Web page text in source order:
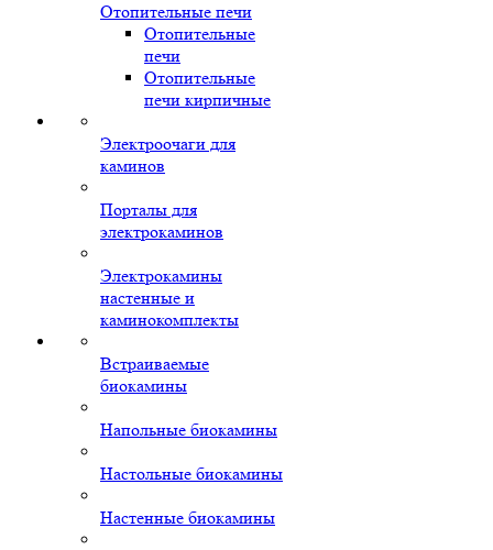
Отопительные печи
Отопительные
печи
Отопительные
печи кирпичные
Электроочаги для
каминов
Порталы для
электрокаминов
Электрокамины
настенные и
каминокомплекты
Встраиваемые
биокамины
Напольные биокамины
Настольные биокамины
Настенные биокамины